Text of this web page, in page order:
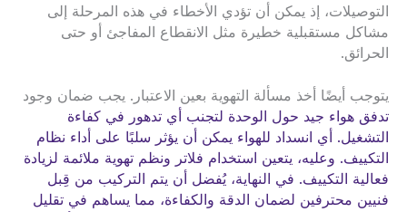
التوصيلات، إذ يمكن أن تؤدي الأخطاء في هذه المرحلة إلى
مشاكل مستقبلية خطيرة مثل الانقطاع المفاجئ أو حتى
الحرائق.
يتوجب أيضًا أخذ مسألة التهوية بعين الاعتبار. يجب ضمان وجود
تدفق هواء جيد حول الوحدة لتجنب أي تدهور في كفاءة
التشغيل. أي انسداد للهواء يمكن أن يؤثر سلبًا على أداء نظام
التكييف. وعليه، يتعين استخدام فلاتر ونظم تهوية ملائمة لزيادة
فعالية التكييف. في النهاية، يُفضل أن يتم التركيب من قِبل
فنيين محترفين لضمان الدقة والكفاءة، مما يساهم في تقليل